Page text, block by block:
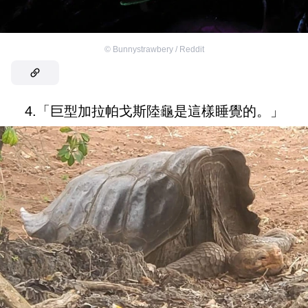
© Bunnystrawbery / Reddit
4.「巨型加拉帕戈斯陸龜是這樣睡覺的。」